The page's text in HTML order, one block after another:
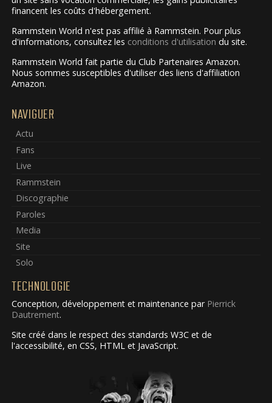
financent les coûts d'hébergement.
Rammstein World n'est pas affilié à Rammstein. Pour plus
d'informations, consultez les conditions d'utilisation du site.
Rammstein World fait partie du Club Partenaires Amazon.
Nous sommes susceptibles d'utiliser des liens d'affiliation
Amazon.
NAVIGUER
Actu
Fans
Live
Rammstein
Discographie
Paroles
Media
Site
Solo
TECHNOLOGIE
Conception, développement et maintenance par Pierrick
Dautrement.
Site créé dans le respect des standards W3C et de
l'accessibilité, en CSS, HTML et JavaScript.